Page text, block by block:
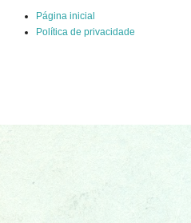
Página inicial
Política de privacidade